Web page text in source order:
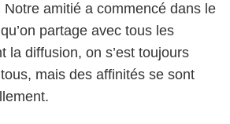
amitié a commencé dans le
partage avec tous les
la diffusion, on s’est toujours
mais des affinités se sont